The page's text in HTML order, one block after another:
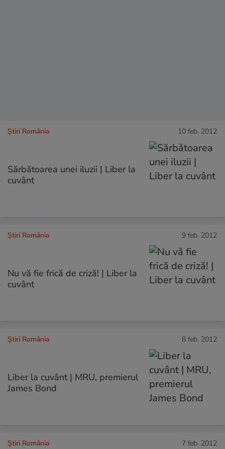
Știri România 10 feb. 2012
Sărbătoarea unei iluzii | Liber la
cuvânt
Știri România 9 feb. 2012
Nu vă fie frică de criză! | Liber la
cuvânt
Știri România 8 feb. 2012
Liber la cuvânt | MRU, premierul
James Bond
Știri România 7 feb. 2012